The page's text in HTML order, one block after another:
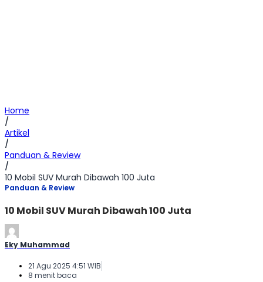
Home
/
Artikel
/
Panduan & Review
/
10 Mobil SUV Murah Dibawah 100 Juta
Panduan & Review
10 Mobil SUV Murah Dibawah 100 Juta
Eky Muhammad
21 Agu 2025 4:51 WIB
8 menit baca